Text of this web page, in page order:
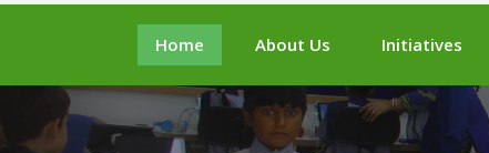
Home About Us Initiatives